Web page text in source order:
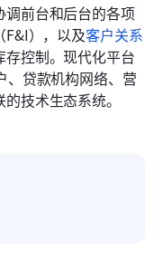
前台和后台的各项
F&I），以及客户关系
控制。现代化平台
、贷款机构网络、营
技术生态系统。